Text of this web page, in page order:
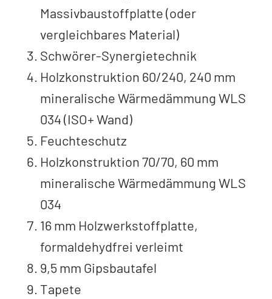
Massivbaustoffplatte (oder
vergleichbares Material)
Schwörer-Synergietechnik
Holzkonstruktion 60/240, 240 mm
mineralische Wärmedämmung WLS
034 (ISO+ Wand)
Feuchteschutz
Holzkonstruktion 70/70, 60 mm
mineralische Wärmedämmung WLS
034
16 mm Holzwerkstoffplatte,
formaldehydfrei verleimt
9,5 mm Gipsbautafel
Tapete